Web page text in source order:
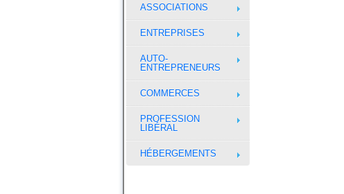
ASSOCIATIONS
ENTREPRISES
AUTO-
ENTREPRENEURS
COMMERCES
PROFESSION
LIBÉRAL
HÉBERGEMENTS